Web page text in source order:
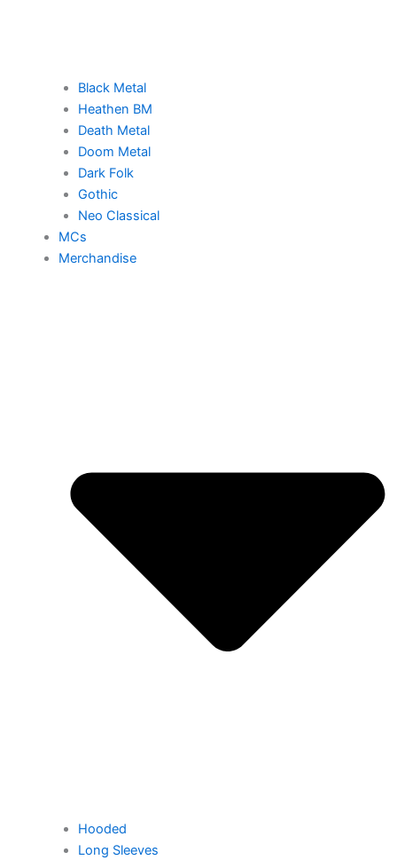
Black Metal
Heathen BM
Death Metal
Doom Metal
Dark Folk
Gothic
Neo Classical
MCs
Merchandise
Hooded
Long Sleeves